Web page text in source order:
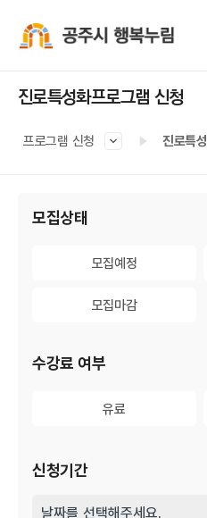
진로특성화프로그램 신청
프로그램 신청 진로특
모집상태
모집예정
모집마감
수강료 여부
유료
신청기간